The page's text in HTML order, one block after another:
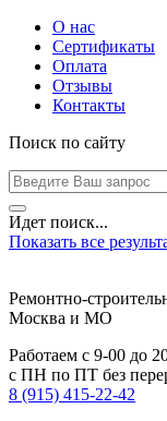
О нас
Сертификаты
Оплата
Отзывы
Контакты
Поиск по сайту
Идет поиск...
Показать все
Ремонтно-
Москва и МО
Работаем с 9-00 до
с ПН по ПТ без
8 (915) 415-22-42